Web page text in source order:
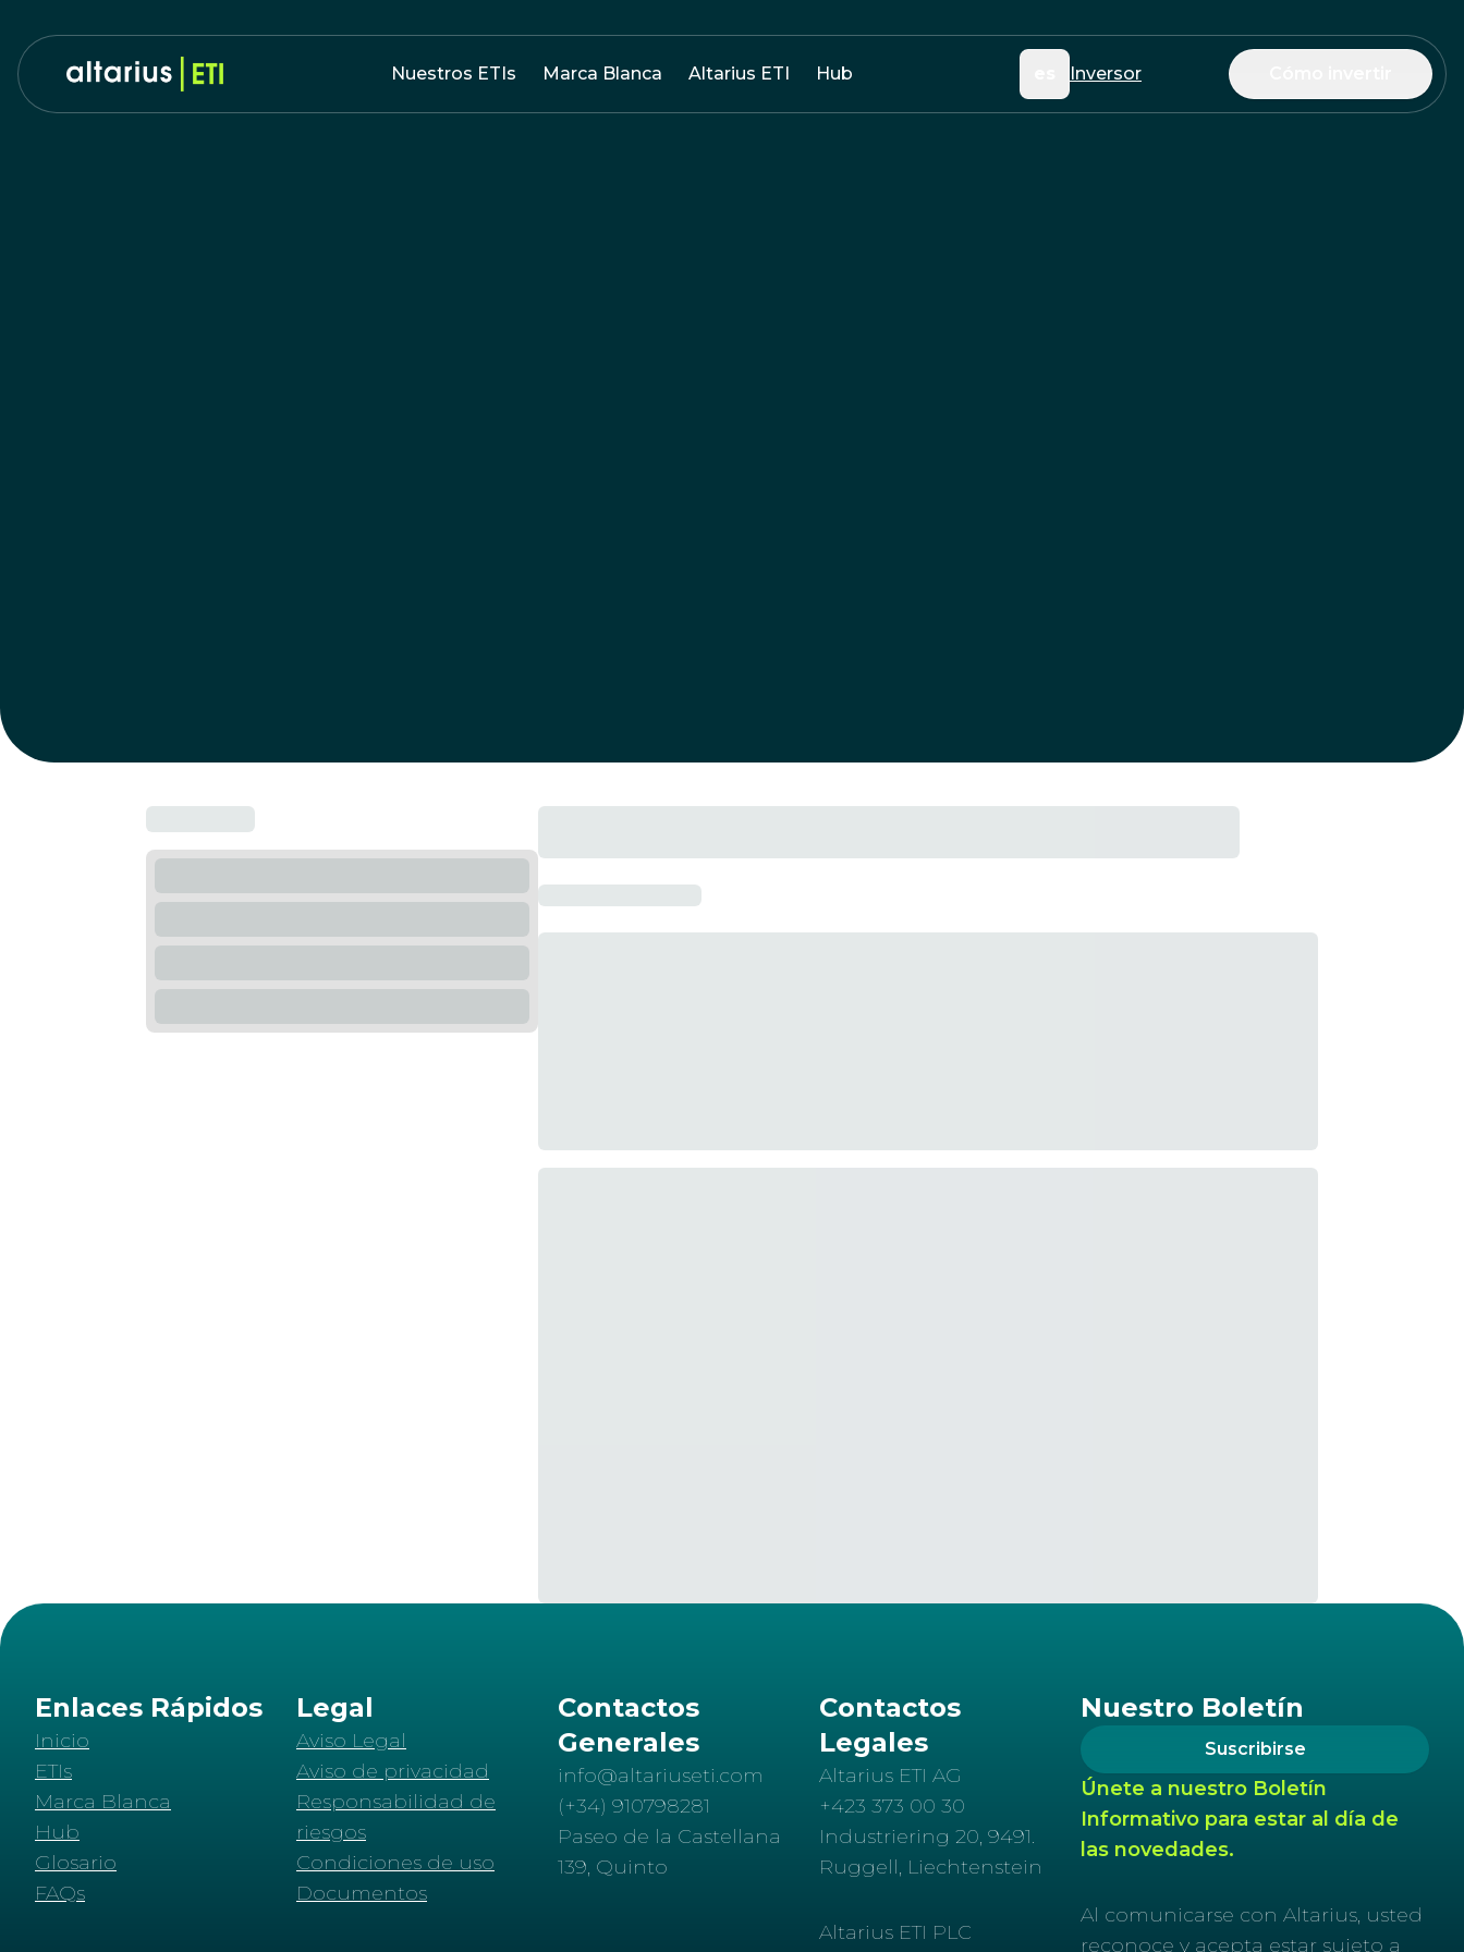
Nuestros ETIs Marca Blanca Altarius ETI Hub Inversor
Enlaces Rápidos
Inicio
ETIs
Marca Blanca
Hub
Glosario
FAQs
Legal
Aviso Legal
Aviso de privacidad
Responsabilidad de
riesgos
Condiciones de uso
Documentos
Contactos
Generales
info@altariuseti.com
(+34) 910798281
Paseo de la Castellana
139, Quinto
Contactos
Legales
Altarius ETI AG
+423 373 00 30
Industriering 20, 9491.
Ruggell, Liechtenstein
Altarius ETI PLC
Nuestro Boletín
Suscribirse
Únete a nuestro Boletín
Informativo para estar al día de
las novedades.
Al comunicarse con Altarius, usted
reconoce y acepta estar sujeto a